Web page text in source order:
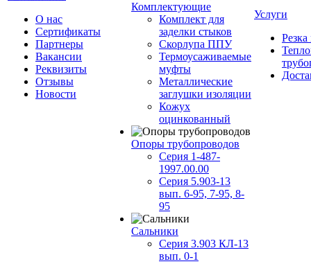
О нас
Сертификаты
Партнеры
Вакансии
Реквизиты
Отзывы
Новости
Комплектующие
Комплект для
заделки стыков
Скорлупа ППУ
Термоусаживаемые
муфты
Металлические
заглушки изоляции
Кожух
оцинкованный
Опоры трубопроводов
Серия 1-487-
1997.00.00
Серия 5.903-13
вып. 6-95, 7-95, 8-
95
Сальники
Серия 3.903 КЛ-13
вып. 0-1
Услуги
Резка